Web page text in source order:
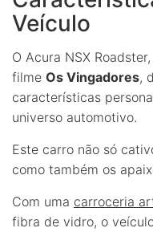
Veículo
O Acura NSX
filme Os Vingadores,
características
universo automotivo.
Este carro não só
como também os
Com uma carroceria
fibra de vidro, o